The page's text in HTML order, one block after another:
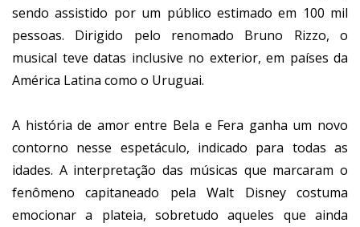
sendo assistido por um público estimado em 100 mil
pessoas. Dirigido pelo renomado Bruno Rizzo, o
musical teve datas inclusive no exterior, em países da
América Latina como o Uruguai.
A história de amor entre Bela e Fera ganha um novo
contorno nesse espetáculo, indicado para todas as
idades. A interpretação das músicas que marcaram o
fenômeno capitaneado pela Walt Disney costuma
emocionar a plateia, sobretudo aqueles que ainda